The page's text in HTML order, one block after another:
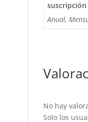
suscripción
Anual,
No hay
Solo los